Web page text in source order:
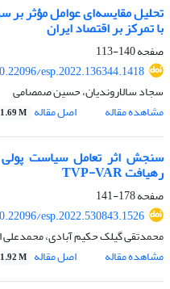
تحلیل مقایسه‌ای عوامل مؤثر
با تمرکز بر اقتصاد ایران
صفحه140-113
esp.2022.136344.1418
سجاد سالاروندیان، حسین صمصامی
مشاهده مقاله
اصل مقاله 1.69 M
سنجش اثر تعامل سیاست پولی
رهیافت TVP-VAR
صفحه178-141
esp.2022.530843.1526
محمدتقی گیلک حکیم آبادی، محمدعلی
مشاهده مقاله
اصل مقاله 1.92 M